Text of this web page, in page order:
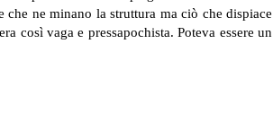
ne minano la struttura ma ciò che dispiace
così vaga e pressapochista. Poteva essere un